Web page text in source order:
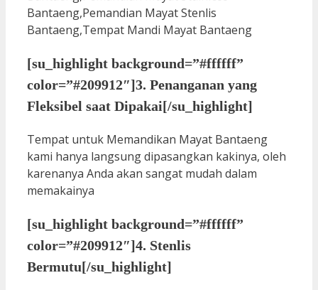
[su_highlight background=”#ffffff”
color=”#209912″]3. Penanganan yang
Fleksibel saat Dipakai[/su_highlight]
Tempat untuk Memandikan Mayat Bantaeng
kami hanya langsung dipasangkan kakinya, oleh
karenanya Anda akan sangat mudah dalam
memakainya
[su_highlight background=”#ffffff”
color=”#209912″]4. Stenlis
Bermutu[/su_highlight]